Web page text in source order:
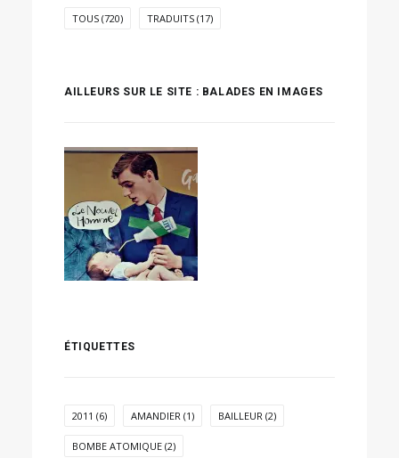
TOUS (720) TRADUITS (17)
AILLEURS SUR LE SITE : BALADES EN IMAGES
ÉTIQUETTES
2011 (6) AMANDIER (1) BAILLEUR (2)
BOMBE ATOMIQUE (2)